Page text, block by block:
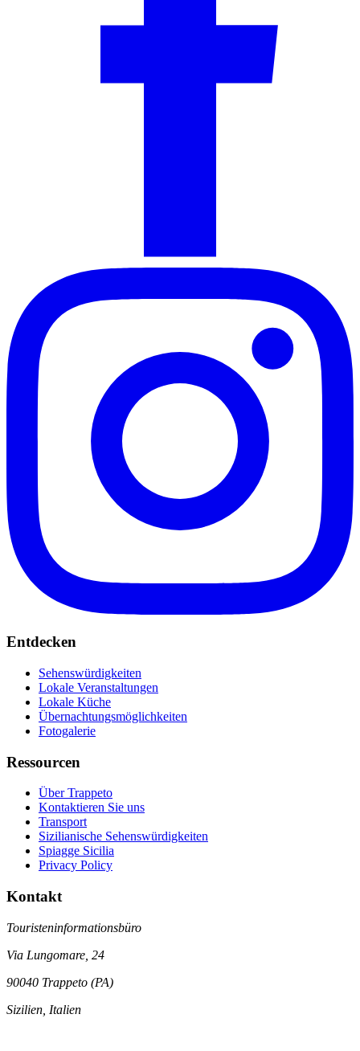
Entdecken
Sehenswürdigkeiten
Lokale Veranstaltungen
Lokale Küche
Übernachtungsmöglichkeiten
Fotogalerie
Ressourcen
Über Trappeto
Kontaktieren Sie uns
Transport
Sizilianische Sehenswürdigkeiten
Spiagge Sicilia
Privacy Policy
Kontakt
Touristeninformationsbüro
Via Lungomare, 24
90040 Trappeto (PA)
Sizilien, Italien